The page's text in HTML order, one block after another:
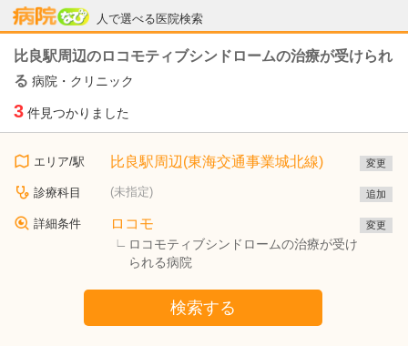
人で選べる医院検索
病院なび
比良駅周辺のロコモティブシンドロームの治療が受けられ
る 病院・クリニック
3 件見つかりました
エリア/駅 比良駅周辺(東海交通事業城北線) 変更
診療科目 (未指定) 追加
詳細条件 ロコモ
ロコモティブシンドロームの治療が受け
られる病院
変更
検索する